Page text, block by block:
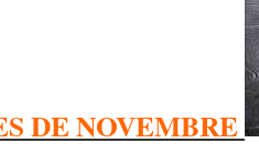
DE NOVEMBRE